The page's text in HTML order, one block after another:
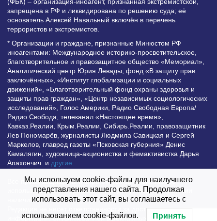
запрещена в РФ и ликвидирована по решению суда; её
основатель Алексей Навальный включён в перечень
террористов и экстремистов.
* Организации и граждане, признанные Минюстом РФ
иноагентами: Международное историко-просветительское,
благотворительное и правозащитное общество «Мемориал»,
Аналитический центр Юрия Левады, фонд «В защиту прав
заключённых», «Институт глобализации и социальных
движений», «Благотворительный фонд охраны здоровья и
защиты прав граждан», «Центр независимых социологических
исследований», Голос Америки, Радио Свободная Европа/
Радио Свобода, телеканал «Настоящее время»,
Кавказ.Реалии, Крым.Реалии, Сибирь.Реалии, правозащитник
Лев Пономарёв, журналисты Людмила Савицкая и Сергей
Маркелов, главред газеты «Псковская губерния» Денис
Камалягин, художница-акционистка и фемактивистка Дарья
Апахончич. и другие
Все права защищены и охраняются законом. Любое
использование материалов сайта допустимо при условии
наличия активной гиперссылки на Vesti.UZ.
Редакция не несет ответственности за достоверность
информации, опубликованной в рекламных объявлениях.
Мы используем cookie-файлы для наилучшего
представления нашего сайта. Продолжая
использовать этот сайт, вы соглашаетесь с
использованием cookie-файлов. Принять